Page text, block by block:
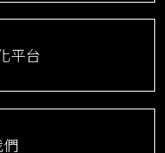
平台